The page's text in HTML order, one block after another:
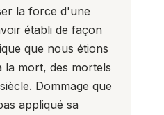
la force d'une
établi de façon
que nous étions
la mort, des mortels
Dommage que
appliqué sa